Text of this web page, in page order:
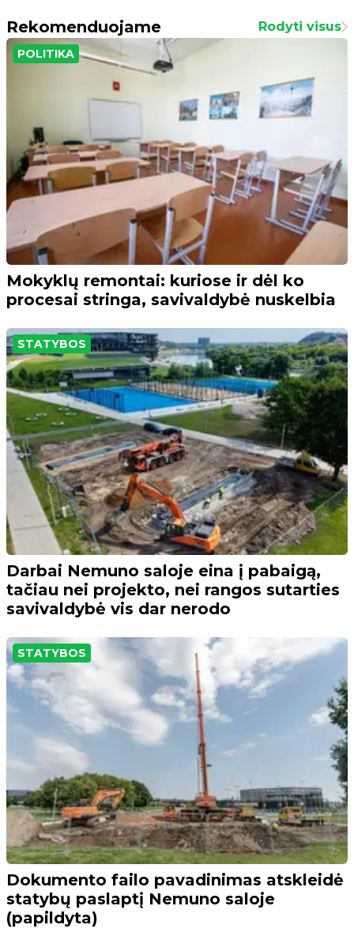
Rekomenduojame Rodyti visus
POLITIKA
Mokyklų remontai: kuriose ir dėl ko
procesai stringa, savivaldybė nuskelbia
STATYBOS
Darbai Nemuno saloje eina į pabaigą,
tačiau nei projekto, nei rangos sutarties
savivaldybė vis dar nerodo
STATYBOS
Dokumento failo pavadinimas atskleidė
statybų paslaptį Nemuno saloje
(papildyta)